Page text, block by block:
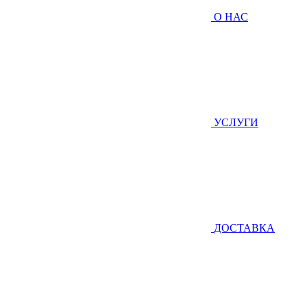
О НАС
УСЛУГИ
ДОСТАВКА